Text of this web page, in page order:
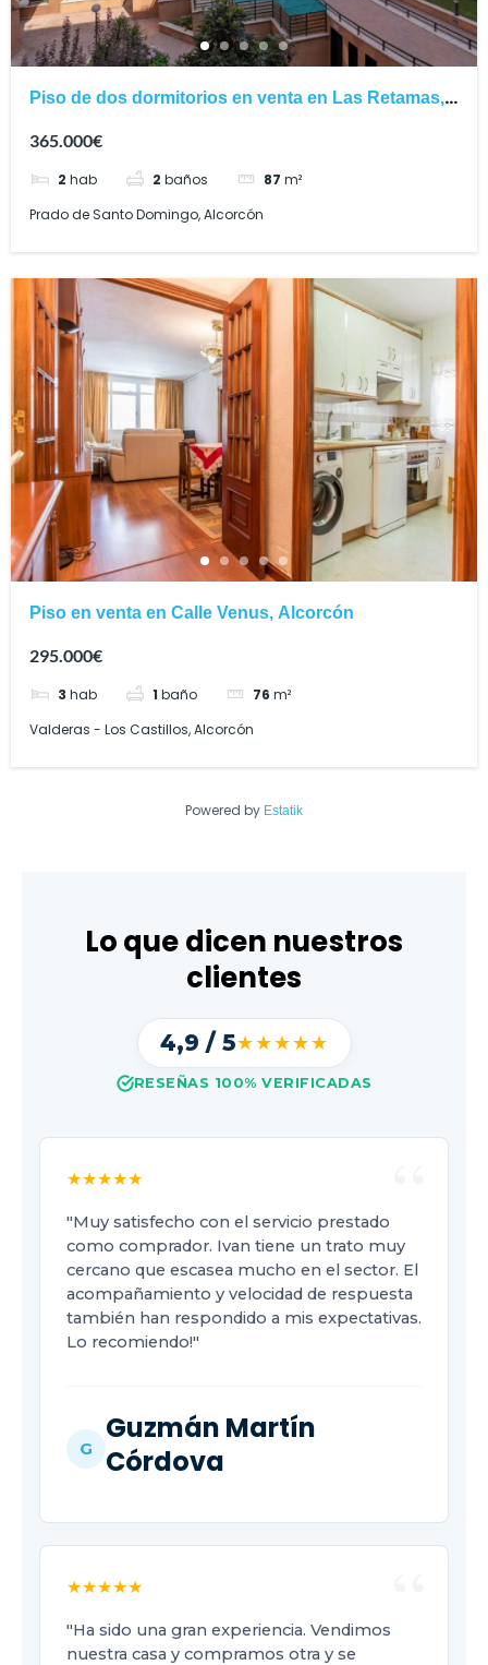
Piso de dos dormitorios en venta en Las Retamas,
365.000€
2 hab 2 baños 87 m²
Prado de Santo Domingo, Alcorcón
Piso en venta en Calle Venus, Alcorcón
295.000€
3 hab 1 baño 76 m²
Valderas - Los Castillos, Alcorcón
Powered by Estatik
Lo que dicen nuestros
clientes
4,9 / 5★★★★★
RESEÑAS 100% VERIFICADAS
★★★★★
"Muy satisfecho con el servicio prestado
como comprador. Ivan tiene un trato muy
cercano que escasea mucho en el sector. El
acompañamiento y velocidad de respuesta
también han respondido a mis expectativas.
Lo recomiendo!"
G
Guzmán Martín
Córdova
★★★★★
"Ha sido una gran experiencia. Vendimos
nuestra casa y compramos otra y se